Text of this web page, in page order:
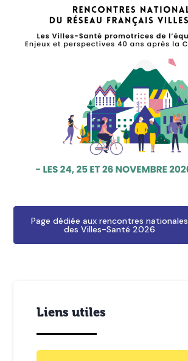
Page dédiée aux rencontres nationales
des Villes-Santé 2026
Liens utiles